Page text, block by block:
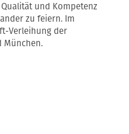
und Kompetenz
zu feiern. Im
Verleihung der
München.